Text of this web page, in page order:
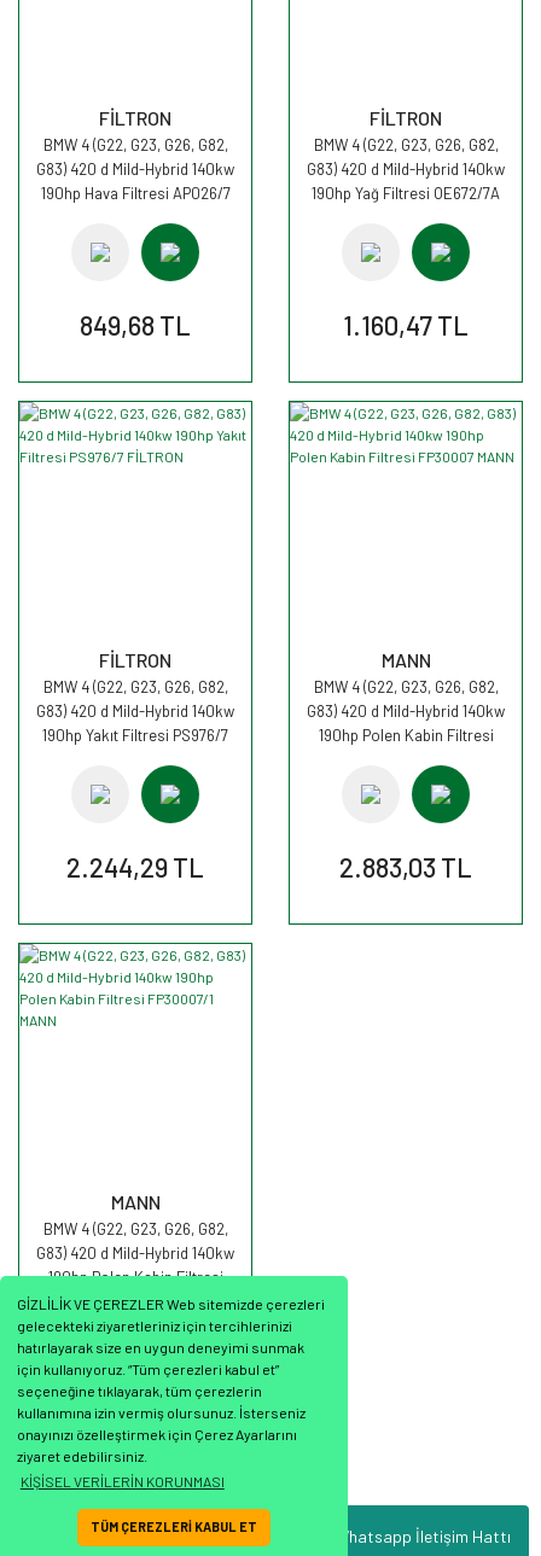
GİZLİLİK VE ÇEREZLER Web sitemizde çerezleri
gelecekteki ziyaretleriniz için tercihlerinizi
hatırlayarak size en uygun deneyimi sunmak
için kullanıyoruz. “Tüm çerezleri kabul et”
seçeneğine tıklayarak, tüm çerezlerin
kullanımına izin vermiş olursunuz. İsterseniz
onayınızı özelleştirmek için Çerez Ayarlarını
ziyaret edebilirsiniz.
KİŞİSEL VERİLERİN KORUNMASI
TÜM ÇEREZLERİ KABUL ET Whatsapp İletişim Hattı
FİLTRON
BMW 4 (G22, G23, G26, G82,
G83) 420 d Mild-Hybrid 140kw
190hp Hava Filtresi AP026/7
849,68 TL
FİLTRON
BMW 4 (G22, G23, G26, G82,
G83) 420 d Mild-Hybrid 140kw
190hp Yağ Filtresi OE672/7A
1.160,47 TL
FİLTRON
BMW 4 (G22, G23, G26, G82,
G83) 420 d Mild-Hybrid 140kw
190hp Yakıt Filtresi PS976/7
2.244,29 TL
MANN
BMW 4 (G22, G23, G26, G82,
G83) 420 d Mild-Hybrid 140kw
190hp Polen Kabin Filtresi
2.883,03 TL
MANN
BMW 4 (G22, G23, G26, G82,
G83) 420 d Mild-Hybrid 140kw
190hp Polen Kabin Filtresi
FP30007/1 MANN
2.916,25 TL